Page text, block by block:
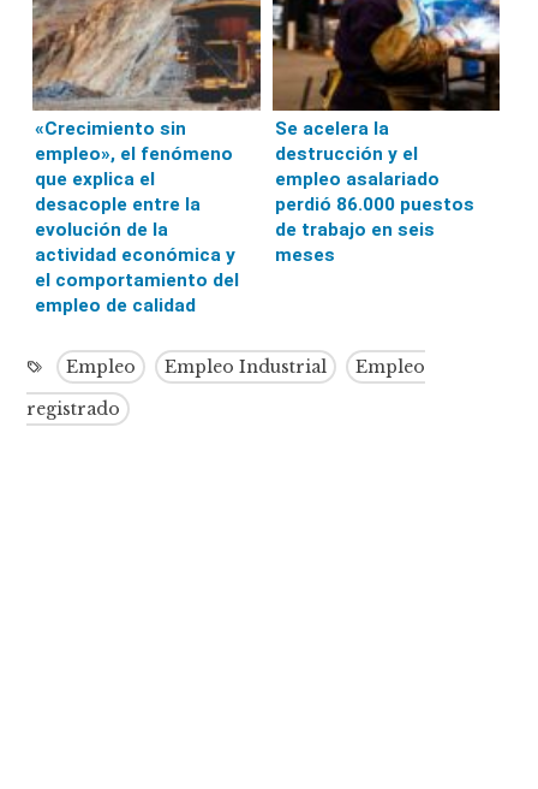
«Crecimiento sin
empleo», el fenómeno
que explica el
desacople entre la
evolución de la
actividad económica y
el comportamiento del
empleo de calidad
Se acelera la
destrucción y el
empleo asalariado
perdió 86.000 puestos
de trabajo en seis
meses
Empleo Empleo Industrial
Empleo
registrado